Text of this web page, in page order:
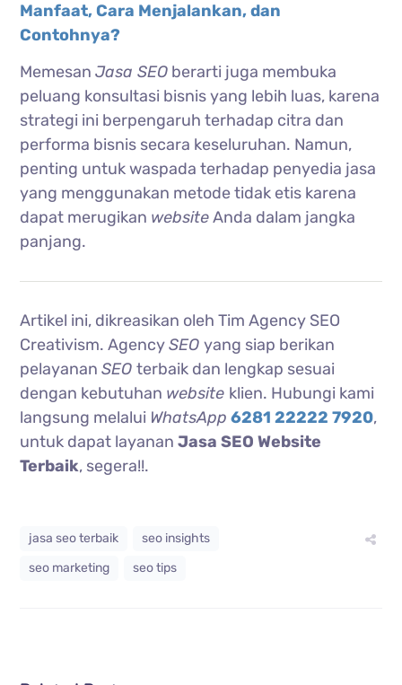
Manfaat, Cara Menjalankan, dan
Contohnya?
MemesanJasa SEO berarti juga membuka
peluang konsultasi bisnis yang lebih luas, karena
strategi ini berpengaruh terhadap citra dan
performa bisnis secara keseluruhan. Namun,
penting untuk waspada terhadap penyedia jasa
yang menggunakan metode tidak etis karena
dapat merugikan websiteAnda dalam jangka
panjang.
Artikel ini, dikreasikan oleh Tim Agency SEO
Creativism. AgencySEOyang siap berikan
pelayananSEOterbaik dan lengkap sesuai
dengan kebutuhan website klien. Hubungi kami
langsung melalui WhatsApp 6281 22222 7920,
untuk dapat layananJasa SEO Website
Terbaik, segera!!.
jasa seo terbaik
seo insights
seo marketing
seo tips